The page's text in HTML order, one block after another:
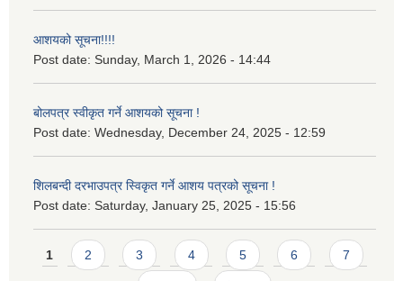
आशयको सूचना!!!!
Post date: Sunday, March 1, 2026 - 14:44
बोलपत्र स्वीकृत गर्ने आशयको सूचना !
Post date: Wednesday, December 24, 2025 - 12:59
शिलबन्दी दरभाउपत्र स्विकृत गर्ने आशय पत्रको सूचना !
Post date: Saturday, January 25, 2025 - 15:56
Pages
1 2 3 4 5 6 7